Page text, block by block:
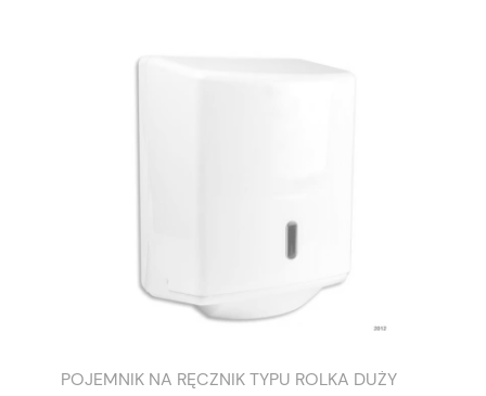
POJEMNIK NA RĘCZNIK TYPU ROLKA DUŻY